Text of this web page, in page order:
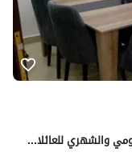
شقة فندقيه مفروشة تشطيب فندقي للايجار اليومي والشهري للعائلات للسكن الراقي والمميز